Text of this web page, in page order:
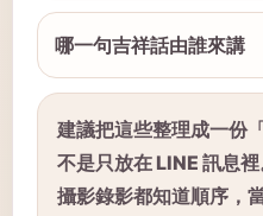
哪一句吉祥話由誰來講
建議把這些整理成一份
不是只放在 LINE 訊息
攝影錄影都知道順序，